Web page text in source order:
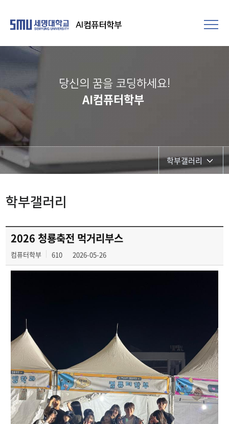
AI컴퓨터학부
당신의 꿈을 코딩하세요!
AI컴퓨터학부
학부갤러리
학부갤러리
2026 청룡축전 먹거리부스
컴퓨터학부 610 2026-05-26